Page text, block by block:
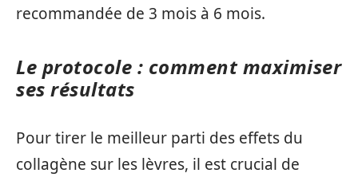
recommandée de 3 mois à 6 mois.
Le protocole : comment maximiser
ses résultats
Pour tirer le meilleur parti des effets du
collagène sur les lèvres, il est crucial de